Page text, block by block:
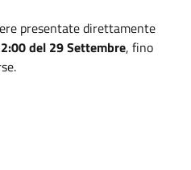
presentate direttamente
del 29 Settembre, fino